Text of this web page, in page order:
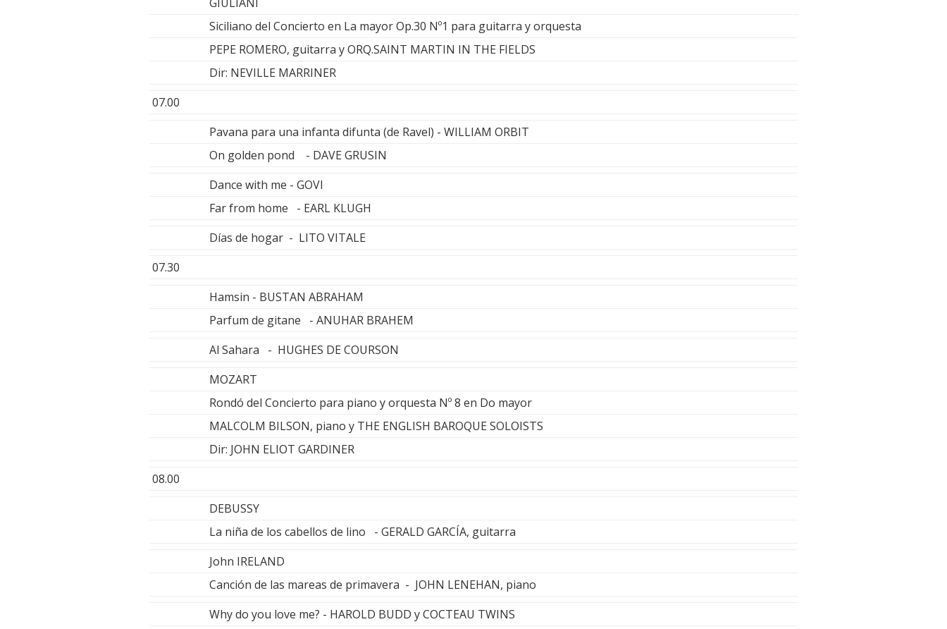
Siciliano del Concierto en La mayor Op.30 Nº1 para guitarra y orquesta
PEPE ROMERO, guitarra y ORQ.SAINT MARTIN IN THE FIELDS
Dir: NEVILLE MARRINER
07.00
Pavana para una infanta difunta (de Ravel) - WILLIAM ORBIT
On golden pond - DAVE GRUSIN
Dance with me - GOVI
Far from home - EARL KLUGH
Días de hogar - LITO VITALE
07.30
Hamsin - BUSTAN ABRAHAM
Parfum de gitane - ANUHAR BRAHEM
Al Sahara - HUGHES DE COURSON
MOZART
Rondó del Concierto para piano y orquesta Nº 8 en Do mayor
MALCOLM BILSON, piano y THE ENGLISH BAROQUE SOLOISTS
Dir: JOHN ELIOT GARDINER
08.00
DEBUSSY
La niña de los cabellos de lino - GERALD GARCÍA, guitarra
John IRELAND
Canción de las mareas de primavera - JOHN LENEHAN, piano
Why do you love me? - HAROLD BUDD y COCTEAU TWINS